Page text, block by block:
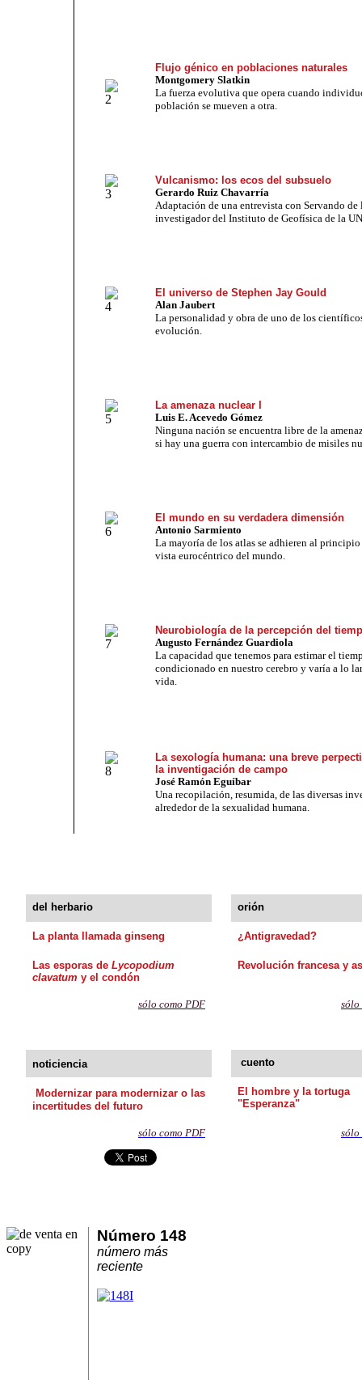
Flujo génico en poblaciones naturales
Montgomery Slatkin
La fuerza evolutiva que opera cuando
población se mueven a otra.
Vulcanismo: los ecos del subsuelo
Gerardo Ruiz Chavarría
Adaptación de una entrevista con Servando de
investigador del Instituto de Geofísica de la
El universo de Stephen Jay Gould
Alan Jaubert
La personalidad y obra de uno de los
evolución.
La amenaza nuclear I
Luis E. Acevedo Gómez
Ninguna nación se encuentra libre de la
si hay una guerra con intercambio de misiles
El mundo en su verdadera dimensión
Antonio Sarmiento
La mayoría de los atlas se adhieren al
vista eurocéntrico del mundo.
Neurobiología de la percepción del
Augusto Fernández Guardiola
La capacidad que tenemos para estimar el
condicionado en nuestro cerebro y varía a lo
vida.
La sexología humana: una breve
la inventigación de campo
José Ramón Eguíbar
Una recopilación, resumida, de las diversas
alrededor de la sexualidad humana.
del herbario orión
La planta llamada ginseng ¿Antigravedad?
Las esporas de Lycopodium
clavatum y el condón
Revolución francesa y
sólo como PDF sólo
noticiencia cuento
Modernizar para modernizar o las
incertitudes del futuro
El hombre y la tortuga
"Esperanza"
sólo como PDF sólo
Número 148
número más
reciente